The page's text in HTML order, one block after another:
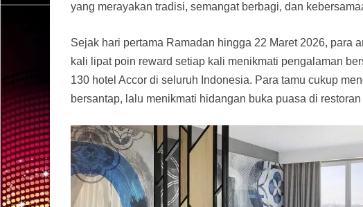
yang merayakan tradisi, semangat berbagi, dan
Sejak hari pertama Ramadan hingga 22 Maret 2026, para
kali lipat poin reward setiap kali menikmati pengalaman
130 hotel Accor di seluruh Indonesia. Para tamu cukup
bersantap, lalu menikmati hidangan buka puasa di